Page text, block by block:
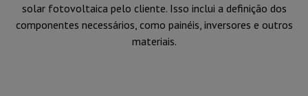
solar fotovoltaica pelo cliente. Isso inclui a definição dos
componentes necessários, como painéis, inversores e outros
materiais.